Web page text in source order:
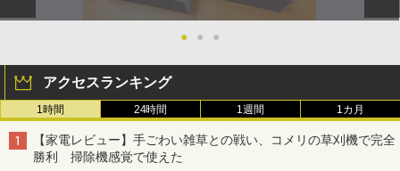
● ● ●
アクセスランキング
1時間 24時間 1週間 1カ月
【家電レビュー】手ごわい雑草との戦い、コメリの草刈機で完全
勝利 掃除機感覚で使えた